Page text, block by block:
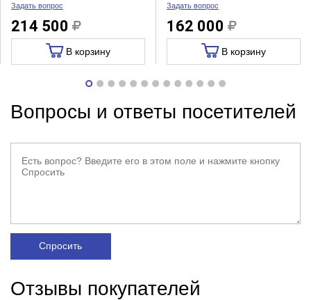
Задать вопрос
214 500
В корзину
Задать вопрос
162 000
В корзину
Вопросы и ответы посетителей
Спросить
Отзывы покупателей